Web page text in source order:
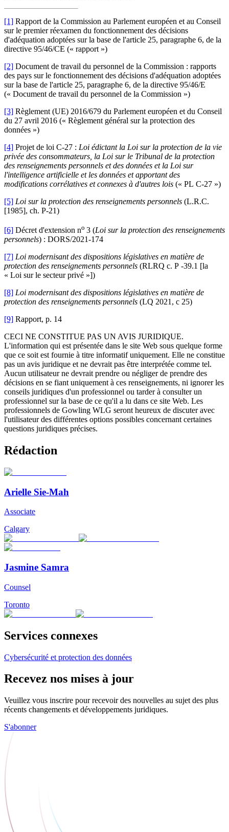
[1] Rapport de la Commission au Parlement européen et au Conseil
sur le premier réexamen du fonctionnement des décisions
d'adéquation adoptées sur la base de l'article 25, paragraphe 6, de la
directive 95/46/CE (« rapport »)
[2] Document de travail du personnel de la Commission : rapports
des pays sur le fonctionnement des décisions d'adéquation adoptées
sur la base de l'article 25, paragraphe 6, de la directive 95/46/E
(« Document de travail du personnel de la Commission »)
[3] Règlement (UE) 2016/679 du Parlement européen et du Conseil
du 27 avril 2016 (« Règlement général sur la protection des
données »)
[4] Projet de loi C-27 : Loi édictant la Loi sur la protection de la vie
privée des consommateurs, la Loi sur le Tribunal de la protection
des renseignements personnels et des données et la Loi sur
l'intelligence artificielle et les données et apportant des
modifications corrélatives et connexes à d'autres lois (« PL C-27 »)
[5] Loi sur la protection des renseignements personnels (L.R.C.
[1985], ch. P-21)
[6] Décret d'extension no 3 (Loi sur la protection des renseignements
personnels) : DORS/2021-174
[7] Loi modernisant des dispositions législatives en matière de
protection des renseignements personnels (RLRQ c. P -39.1 [la
« Loi sur le secteur privé »])
[8] Loi modernisant des dispositions législatives en matière de
protection des renseignements personnels (LQ 2021, c 25)
[9] Rapport, p. 14
CECI NE CONSTITUE PAS UN AVIS JURIDIQUE.
L'information qui est présentée dans le site Web sous quelque forme
que ce soit est fournie à titre informatif uniquement. Elle ne constitue
pas un avis juridique et ne devrait pas être interprétée comme tel.
Aucun utilisateur ne devrait prendre ou négliger de prendre des
décisions en se fiant uniquement à ces renseignements, ni ignorer les
conseils juridiques d'un professionnel ou tarder à consulter un
professionnel sur la base de ce qu'il a lu dans ce site Web. Les
professionnels de Gowling WLG seront heureux de discuter avec
l'utilisateur des différentes options possibles concernant certaines
questions juridiques précises.
Rédaction
Arielle Sie-Mah
Associate
Calgary
Jasmine Samra
Counsel
Toronto
Services connexes
Cybersécurité et protection des données
Recevez nos mises à jour
Veuillez vous inscrire pour recevoir des nouvelles au sujet des plus
récents changements et développements juridiques.
S'abonner